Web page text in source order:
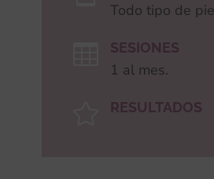
Todo tipo de
SESIONES
1 al mes.
RESULTADOS